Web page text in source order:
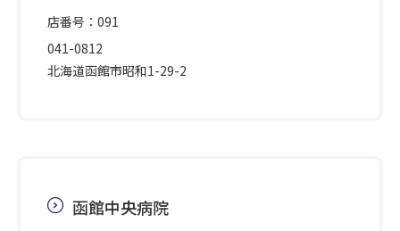
店番号：091
041-0812
北海道函館市昭和1-29-2
函館中央病院